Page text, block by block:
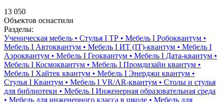
13 050
Объектов оснастили
Разделы:
Ученическая мебель • Стулья I ТР • Мебель I Робоквантум •
Мебель I Автоквантум • Мебель I ИТ (IT)-квантум • Мебель I
Аэроквантум • Мебель I Геоквантум • Мебель I Дата-квантум •
Мебель I Космоквантум • Мебель I Промдизайн квантум •
Мебель I Хайтек квантум • Мебель I Энерджи квантум •
Стулья I Квантум • Мебель I VR/AR-квантум • Столы и стулья
для библиотеки • Мебель I Инженерная образовательная среда
• Мебель для инженерного класса в школе • Мебель для